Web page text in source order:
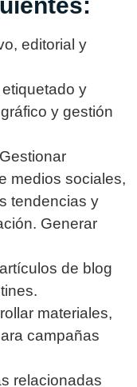
editorial y
y
y gestión
medios sociales,
tendencias y
Generar
de blog
materiales,
campañas
relacionadas